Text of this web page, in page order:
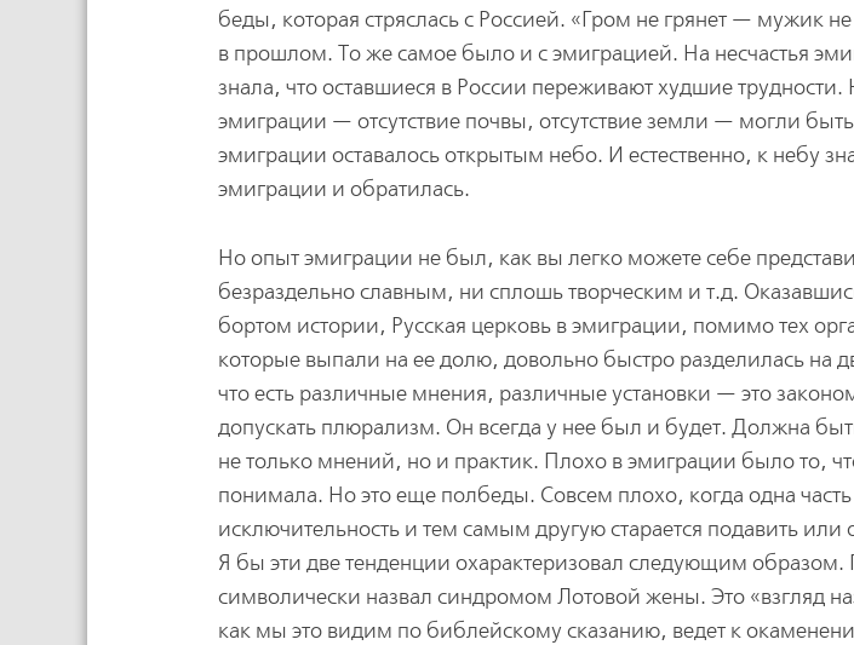
беды, которая стряслась с Россией. «Гром не грянет — мужик
в прошлом. То же самое было и с эмиграцией. На несчастья
знала, что оставшиеся в России переживают худшие
эмиграции — отсутствие почвы, отсутствие земли — могли
эмиграции оставалось открытым небо. И естественно, к небу
эмиграции и обратилась.
Но опыт эмиграции не был, как вы легко можете себе
безраздельно славным, ни сплошь творческим и т.д.
бортом истории, Русская церковь в эмиграции, помимо тех
которые выпали на ее долю, довольно быстро разделилась на
что есть различные мнения, различные установки — это
допускать плюрализм. Он всегда у нее был и будет. Должна
не только мнений, но и практик. Плохо в эмиграции было то,
понимала. Но это еще полбеды. Совсем плохо, когда одна часть
исключительность и тем самым другую старается подавить или
Я бы эти две тенденции охарактеризовал следующим
символически назвал синдромом Лотовой жены. Это «взгляд
как мы это видим по библейскому сказанию, ведет к